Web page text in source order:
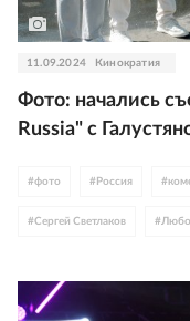
11.09.2024 Кинократия
Фото: начались
Russia" с
#фото # Россия #
#Сергей Светлаков #
# Татьяна Навка Гарик